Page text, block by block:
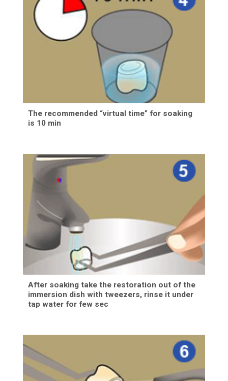
The recommended “virtual time” for soaking
is 10 min
After soaking take the restoration out of the
immersion dish with tweezers, rinse it under
tap water for few sec